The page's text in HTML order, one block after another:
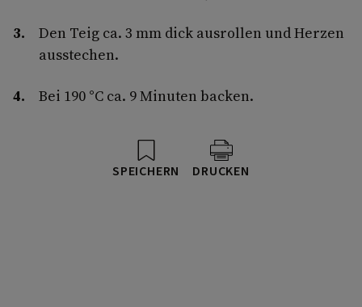
Den Teig ca. 3 mm dick ausrollen und Herzen
ausstechen.
Bei 190 °C ca. 9 Minuten backen.
SPEICHERN DRUCKEN